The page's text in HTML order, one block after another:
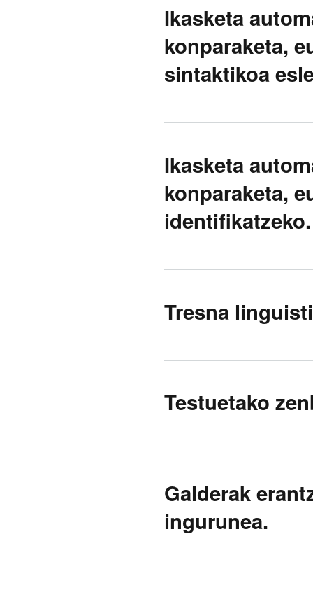
Ikasketa
konparaketa,
sintaktikoa
Ikasketa
konparaketa,
identifikatzeko.
Tresna
Testuetako
Galderak
ingurunea.